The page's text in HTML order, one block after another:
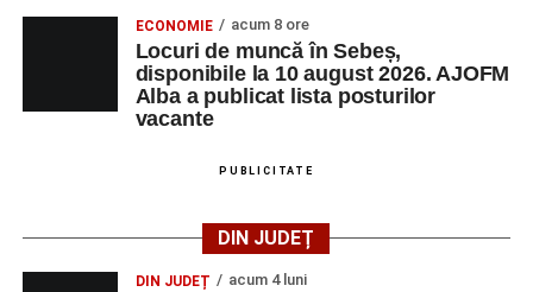
ECONOMIE acum 8 ore
Locuri de muncă în Sebeș,
disponibile la 10 august 2026. AJOFM
Alba a publicat lista posturilor
vacante
PUBLICITATE
DIN JUDEȚ
DIN JUDEȚ acum 4 luni